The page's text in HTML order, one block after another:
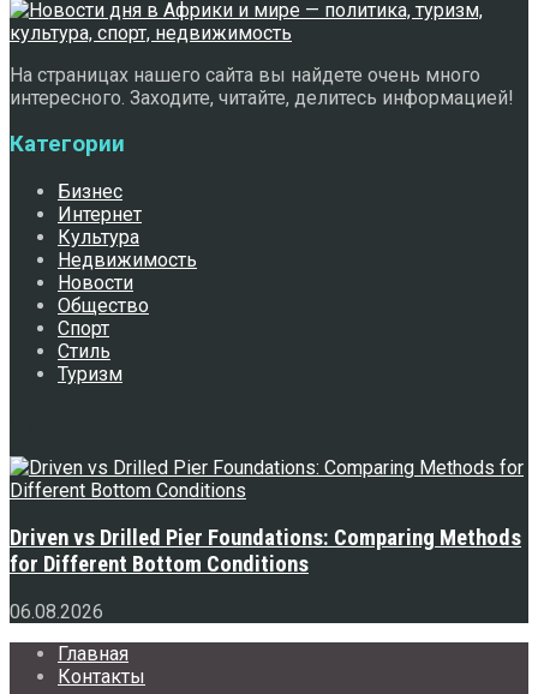
На страницах нашего сайта вы найдете очень много
интересного. Заходите, читайте, делитесь информацией!
Категории
Бизнес
Интернет
Культура
Недвижимость
Новости
Общество
Спорт
Стиль
Туризм
Driven vs Drilled Pier Foundations: Comparing Methods
for Different Bottom Conditions
06.08.2026
Главная
Контакты